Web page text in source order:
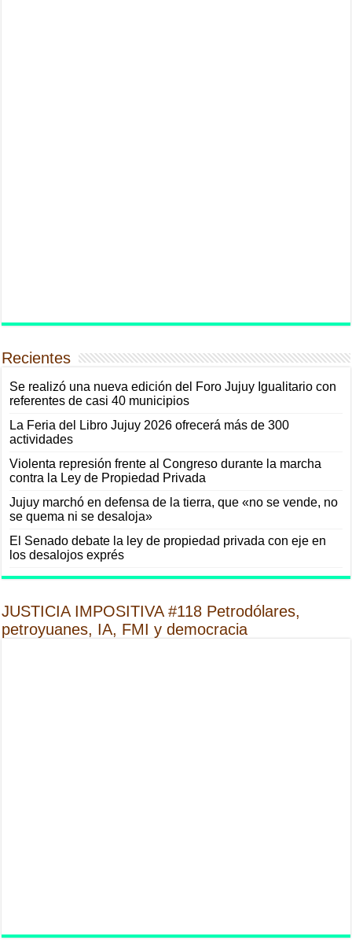
Recientes
Se realizó una nueva edición del Foro Jujuy Igualitario con
referentes de casi 40 municipios
La Feria del Libro Jujuy 2026 ofrecerá más de 300
actividades
Violenta represión frente al Congreso durante la marcha
contra la Ley de Propiedad Privada
Jujuy marchó en defensa de la tierra, que «no se vende, no
se quema ni se desaloja»
El Senado debate la ley de propiedad privada con eje en
los desalojos exprés
JUSTICIA IMPOSITIVA #118 Petrodólares,
petroyuanes, IA, FMI y democracia